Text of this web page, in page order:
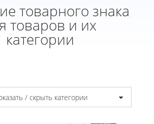
товарного знака
товаров и их
категории
/ скрыть категории